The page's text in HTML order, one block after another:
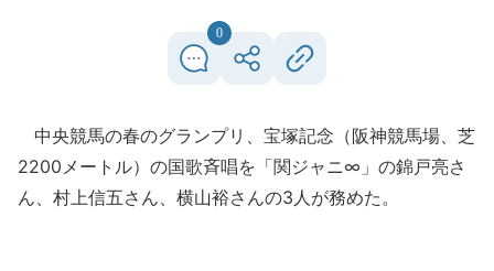
0
中央競馬の春のグランプリ、宝塚記念（阪神競馬場、芝
2200メートル）の国歌斉唱を「関ジャニ∞」の錦戸亮さ
ん、村上信五さん、横山裕さんの3人が務めた。